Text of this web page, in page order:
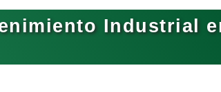
Industrial